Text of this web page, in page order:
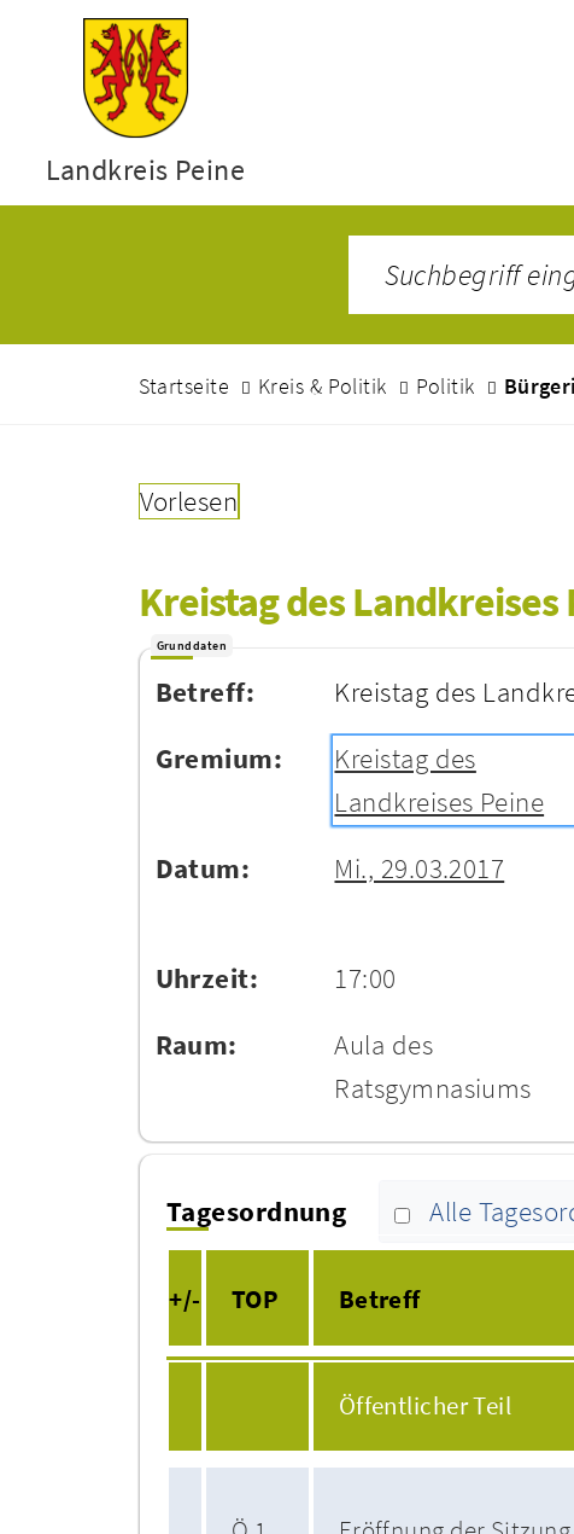
Landkreis Peine
Startseite Kreis & Politik Politik
Vorlesen
Kreistag des Landkreises
Grunddaten
Betreff:
Kreistag des
Gremium:
Kreistag des
Landkreises Peine
Datum:
Mi., 29.03.2017
Uhrzeit:
17:00
Raum:
Aula des
Ratsgymnasiums
Tagesordnung Alle
+/-
TOP Betreff
Öffentlicher Teil